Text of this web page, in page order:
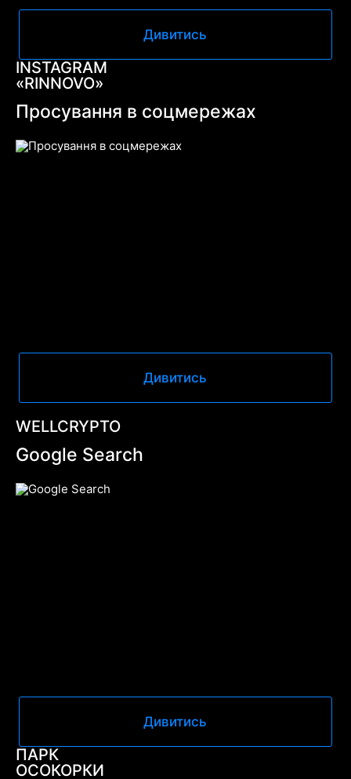
Дивитись
INSTAGRAM
«RINNOVO»
Просування в соцмережах
Дивитись
WELLCRYPTO
Google Search
Дивитись
ПАРК
ОСОКОРКИ